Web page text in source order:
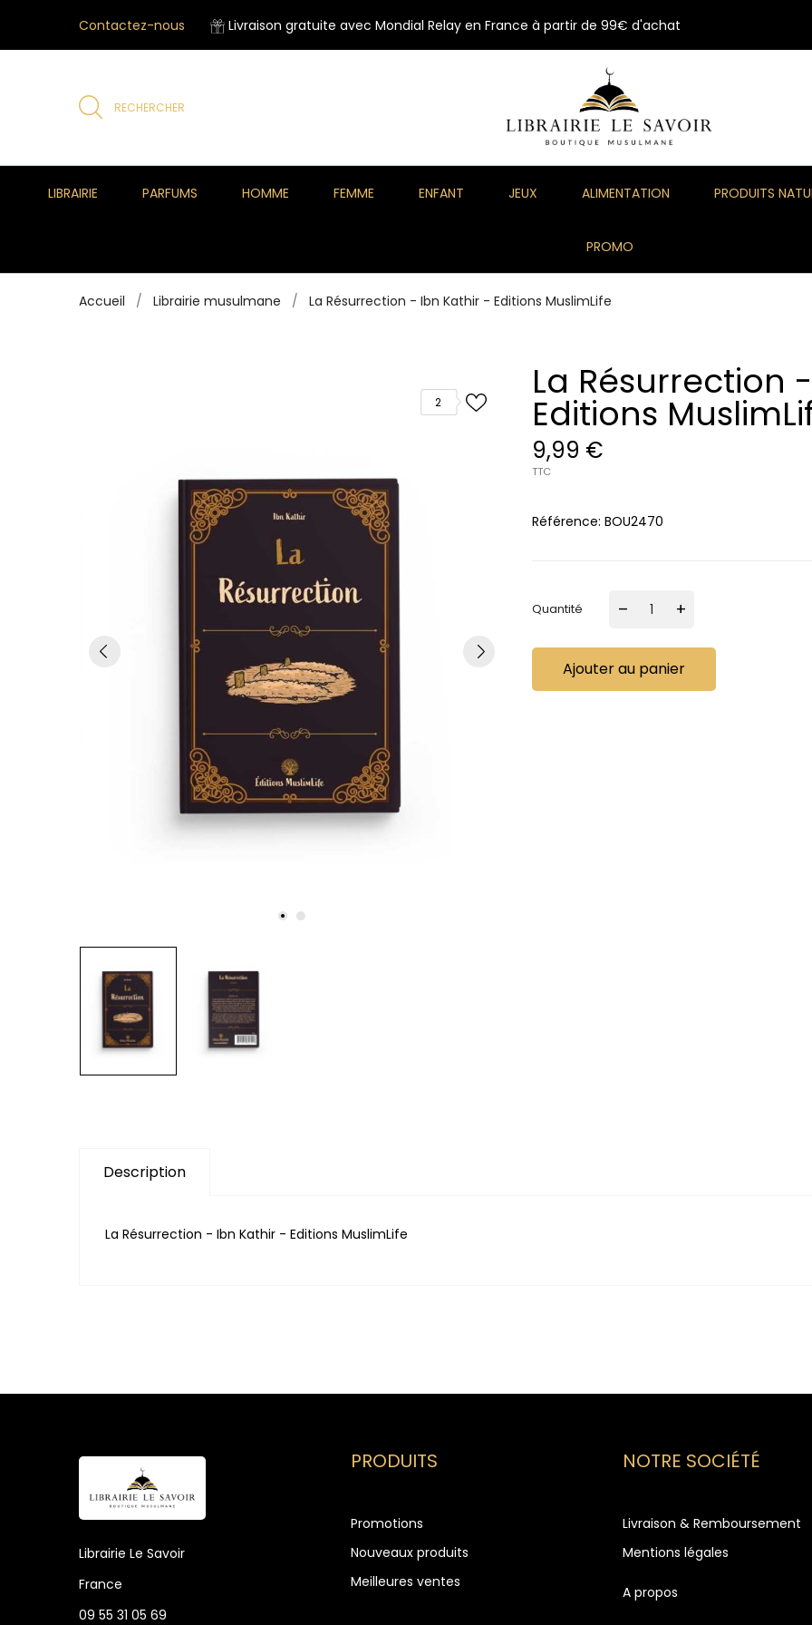
Contactez-nous Livraison gratuite avec Mondial Relay en France à partir de 99€ d'achat
RECHERCHER
LIBRAIRIE PARFUMS HOMME FEMME ENFANT JEUX ALIMENTATION PRODUITS
PROMO
Accueil Librairie musulmane La Résurrection - Ibn Kathir - Editions MuslimLife
2 La Résurrection
Editions
9,99 €
TTC
Référence: BOU2470
Quantité – +
Ajouter au panier
Description
La Résurrection - Ibn Kathir - Editions MuslimLife
Librairie Le Savoir
France
09 55 31 05 69
PRODUITS
Promotions
Nouveaux produits
Meilleures ventes
NOTRE SOCIÉTÉ
Livraison & Remboursement
Mentions légales
A propos